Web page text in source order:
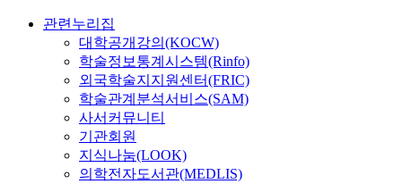
관련누리집
대학공개강의(KOCW)
학술정보통계시스템(Rinfo)
외국학술지지원센터(FRIC)
학술관계분석서비스(SAM)
사서커뮤니티
기관회원
지식나눔(LOOK)
의학전자도서관(MEDLIS)